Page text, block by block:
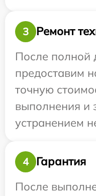
3
Ремонт
После полной
предоставим
точную
выполнения и
устранением
4
Гарантия
После